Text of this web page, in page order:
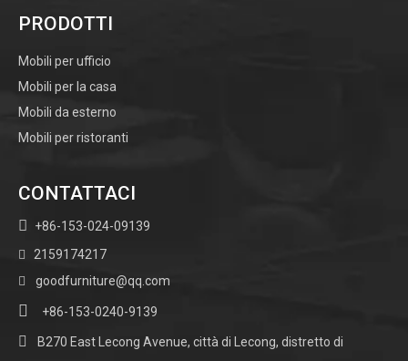
PRODOTTI
Mobili per ufficio
Mobili per la casa
Mobili da esterno
Mobili per ristoranti
CONTATTACI
 +86-153-024-09139
 2159174217
 goodfurniture@qq.com
 +86-153-0240-9139
 B270 East Lecong Avenue, città di Lecong, distretto di